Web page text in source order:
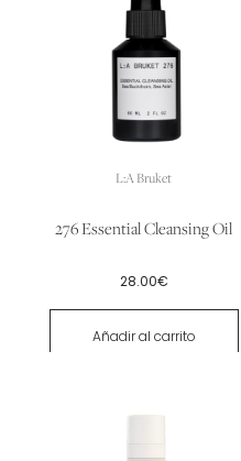
L:A Bruket
276 Essential Cleansing Oil
28.00€
Añadir al carrito